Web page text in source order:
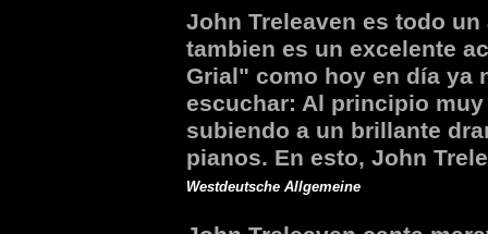
John Treleaven es todo
tambien es un excelente
Grial" como hoy en día ya
escuchar: Al principio
subiendo a un brillante
pianos. En esto, John
Westdeutsche Allgemeine